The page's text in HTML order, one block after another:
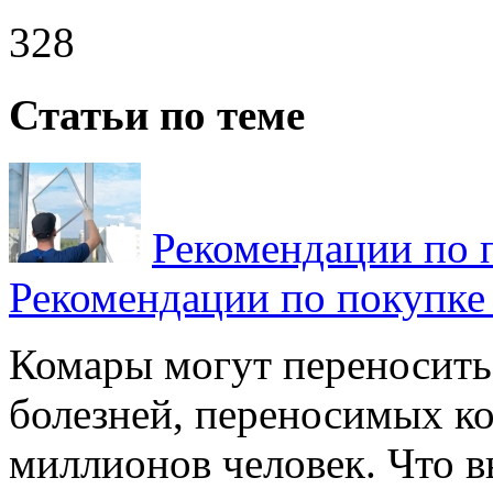
328
Статьи по теме
Рекомендации по
Рекомендации по
Комары могут
болезней, переносимых
миллионов человек. Что